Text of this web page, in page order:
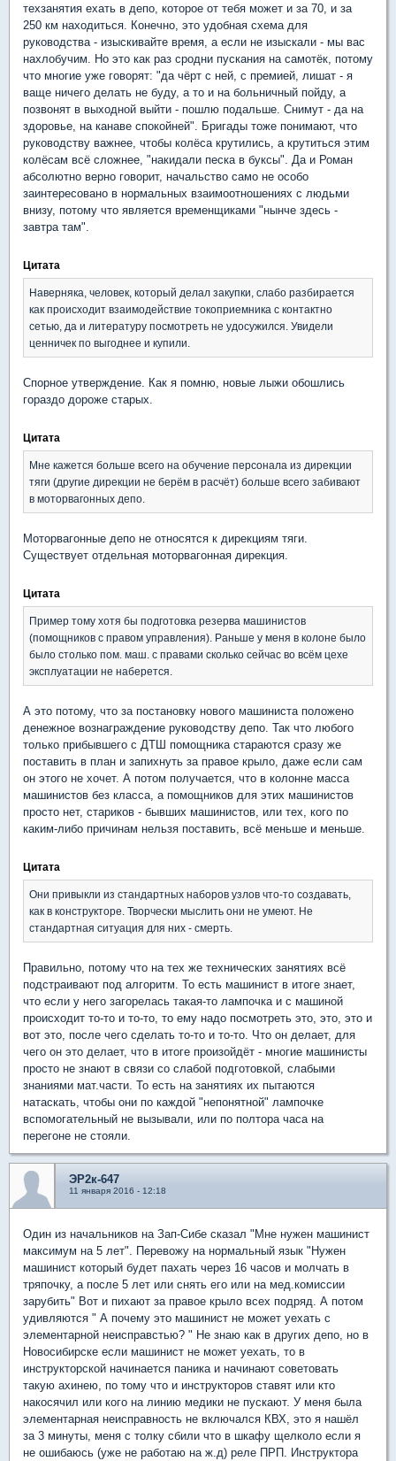
техзанятия ехать в депо, которое от тебя может и за 70, и за
250 км находиться. Конечно, это удобная схема для
руководства - изыскивайте время, а если не изыскали - мы вас
нахлобучим. Но это как раз сродни пускания на самотёк, потому
что многие уже говорят: "да чёрт с ней, с премией, лишат - я
ваще ничего делать не буду, а то и на больничный пойду, а
позвонят в выходной выйти - пошлю подальше. Снимут - да на
здоровье, на канаве спокойней". Бригады тоже понимают, что
руководству важнее, чтобы колёса крутились, а крутиться этим
колёсам всё сложнее, "накидали песка в буксы". Да и Роман
абсолютно верно говорит, начальство само не особо
заинтересовано в нормальных взаимоотношениях с людьми
внизу, потому что является временщиками "нынче здесь -
завтра там".
Цитата
Наверняка, человек, который делал закупки, слабо разбирается
как происходит взаимодействие токоприемника с контактно
сетью, да и литературу посмотреть не удосужился. Увидели
ценничек по выгоднее и купили.
Спорное утверждение. Как я помню, новые лыжи обошлись
гораздо дороже старых.
Цитата
Мне кажется больше всего на обучение персонала из дирекции
тяги (другие дирекции не берём в расчёт) больше всего забивают
в моторвагонных депо.
Моторвагонные депо не относятся к дирекциям тяги.
Существует отдельная моторвагонная дирекция.
Цитата
Пример тому хотя бы подготовка резерва машинистов
(помощников с правом управления). Раньше у меня в колоне было
было столько пом. маш. с правами сколько сейчас во всём цехе
эксплуатации не наберется.
А это потому, что за постановку нового машиниста положено
денежное вознаграждение руководству депо. Так что любого
только прибывшего с ДТШ помощника стараются сразу же
поставить в план и запихнуть за правое крыло, даже если сам
он этого не хочет. А потом получается, что в колонне масса
машинистов без класса, а помощников для этих машинистов
просто нет, стариков - бывших машинистов, или тех, кого по
каким-либо причинам нельзя поставить, всё меньше и меньше.
Цитата
Они привыкли из стандартных наборов узлов что-то создавать,
как в конструкторе. Творчески мыслить они не умеют. Не
стандартная ситуация для них - смерть.
Правильно, потому что на тех же технических занятиях всё
подстраивают под алгоритм. То есть машинист в итоге знает,
что если у него загорелась такая-то лампочка и с машиной
происходит то-то и то-то, то ему надо посмотреть это, это, это и
вот это, после чего сделать то-то и то-то. Что он делает, для
чего он это делает, что в итоге произойдёт - многие машинисты
просто не знают в связи со слабой подготовкой, слабыми
знаниями мат.части. То есть на занятиях их пытаются
натаскать, чтобы они по каждой "непонятной" лампочке
вспомогательный не вызывали, или по полтора часа на
перегоне не стояли.
ЭР2к-647
11 января 2016 - 12:18
Один из начальников на Зап-Сибе сказал "Мне нужен машинист
максимум на 5 лет". Перевожу на нормальный язык "Нужен
машинист который будет пахать через 16 часов и молчать в
тряпочку, а после 5 лет или снять его или на мед.комиссии
зарубить" Вот и пихают за правое крыло всех подряд. А потом
удивляются " А почему это машинист не может уехать с
элементарной неисправстью? " Не знаю как в других депо, но в
Новосибирске если машинист не может уехать, то в
инструкторской начинается паника и начинают советовать
такую ахинею, по тому что и инструкторов ставят или кто
накосячил или кого на линию медики не пускают. У меня была
элементарная неисправность не включался КВХ, это я нашёл
за 3 минуты, меня с толку сбили что в шкафу щелколо если я
не ошибаюсь (уже не работаю на ж.д) реле ПРП. Инструктора